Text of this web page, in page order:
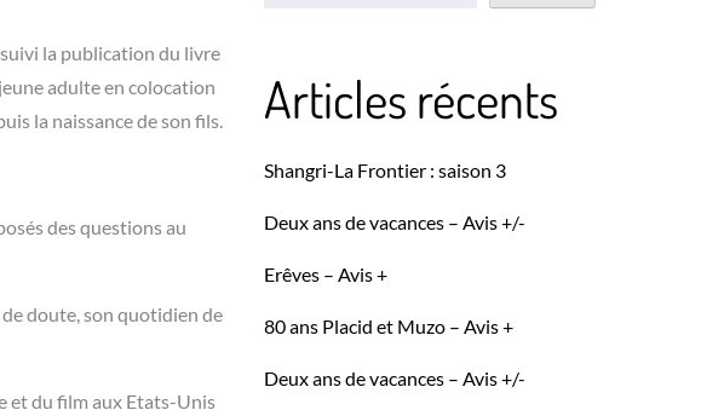
suivi la publication du livre
adulte en colocation
la naissance de son fils.
des questions au
de doute, son quotidien de
et du film aux Etats-Unis
Articles récents
Shangri-La Frontier : saison 3
Deux ans de vacances – Avis +/-
Erêves – Avis +
80 ans Placid et Muzo – Avis +
Deux ans de vacances – Avis +/-